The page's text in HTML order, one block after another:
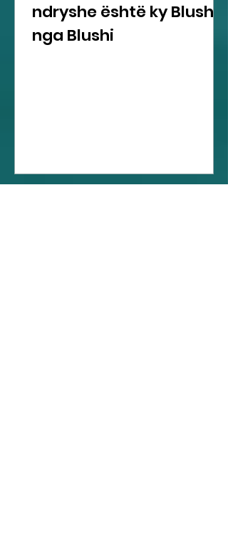
ndryshe është ky Blushi
nga Blushi